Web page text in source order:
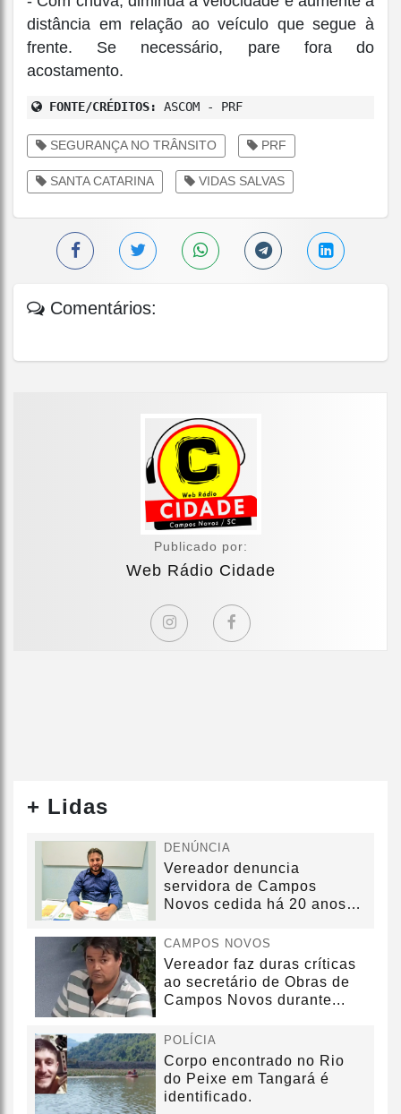
distância em relação ao veículo que segue à
frente. Se necessário, pare fora do
acostamento.
FONTE/CRÉDITOS: ASCOM - PRF
SEGURANÇA NO TRÂNSITO PRF
SANTA CATARINA VIDAS SALVAS
Comentários:
Publicado por:
Web Rádio Cidade
+ Lidas
DENÚNCIA
Vereador denuncia
servidora de Campos
Novos cedida há 20 anos
CAMPOS NOVOS
Vereador faz duras críticas
ao secretário de Obras de
Campos Novos durante...
POLÍCIA
Corpo encontrado no Rio
do Peixe em Tangará é
identificado.